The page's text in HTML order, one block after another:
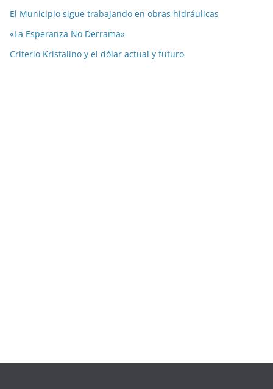
El Municipio sigue trabajando en obras hidráulicas
«La Esperanza No Derrama»
Criterio Kristalino y el dólar actual y futuro